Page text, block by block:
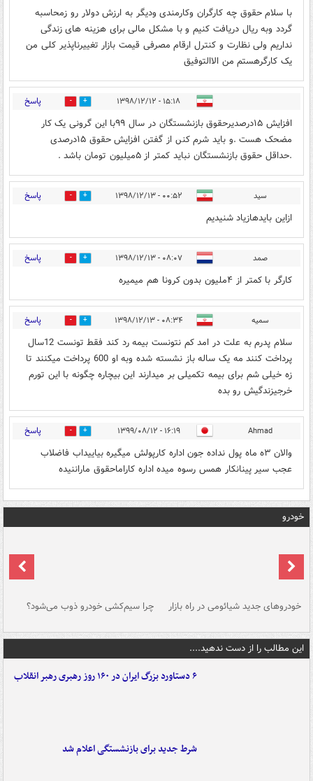
با سلام حقوق چه کارگران وکارمندی ودیگر به ارزش دولار رو زمحاسبه
گردد وبه ریال دریافت کنیم و با مشکل مالی برای هزینه های زندگی
نداریم ولی نظارت و کنترل ارقام مصرفی قیمت بازار تغییرناپذیر کلی من
یک کارگرهستم من الاالتوفیق
۱۵:۱۸ - ۱۳۹۸/۱۲/۱۲ 0 پاسخ
افزایش ۱۵درصدیرحقوق بازنشستگان در سال ۹۹با این گرونی یک کار
مضحک هست .و باید شرم کنن از گفتن افزایش حقوق ۱۵درصدی
.حداقل حقوق بازنشستگان نباید کمتر از ۵میلیون تومان باشد .
سید ۰۰:۵۲ - ۱۳۹۸/۱۲/۱۳ 0 پاسخ
ازاین بایدهازیاد شنیدیم
صمد ۰۸:۰۷ - ۱۳۹۸/۱۲/۱۳ 0 پاسخ
کارگر با کمتر از ۴ملیون بدون کرونا هم میمیره
سمیه ۰۸:۳۴ - ۱۳۹۸/۱۲/۱۳ 0 پاسخ
سلام پدرم به علت در امد کم نتونست بیمه رد کند فقط تونست 12سال
پرداخت کنند مه یک ساله باز نشسته شده وبه او 600 پرداخت میکنند تا
زه خیلی شم برای بیمه تکمیلی بر میدارند این بیچاره چگونه با این تورم
خرجیزندگیش رو بده
Ahmad ۱۶:۱۹ - ۱۳۹۹/۰۸/۱۲ 0 پاسخ
والان ۳ه ماه پول نداده جون اداره کارپولش میگیره بیاییداب فاضلاب
عجب سیر پینانکار همس رسوه میده اداره کاراماحقوق ماراننیده
خودرو
خودروهای جدید شیائومی در راه بازار چرا سیم‌کشی خودرو ذوب می‌شود؟
این مطالب را از دست ندهید....
۶ دستاورد بزرگ ایران در ۱۶۰ روز رهبری رهبر انقلاب
شرط جدید برای بازنشستگی اعلام شد